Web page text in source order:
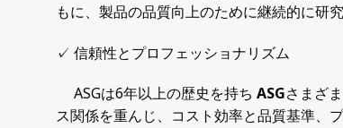
もに、製品の品質向上のために継続的に研
✓ 信頼性とプロフェッショナリズム
ASGは6年以上の歴史を持ち ASGさまざ
ス関係を重んじ、コスト効率と品質基準、